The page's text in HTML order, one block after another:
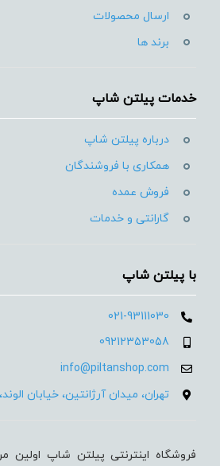
ارسال محصولات
برند ها
خدمات پیلتن شاپ
درباره پیلتن شاپ
همکاری با فروشندگان
فروش عمده
گارانتی و خدمات
با پیلتن شاپ
021-93111030
09212353058
info@piltanshop.com
تهران، میدان آرژانتین، خیابان الوند، خیابان
فروشگاه اینترنتی پیلتن شاپ